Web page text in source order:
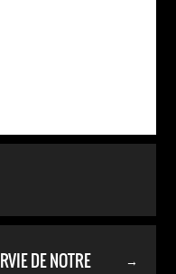
→
DE NOTRE